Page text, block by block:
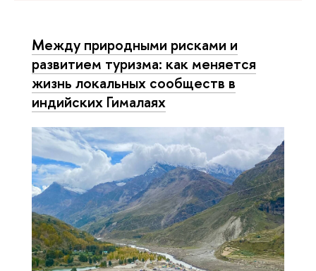
Между природными рисками и
развитием туризма: как меняется
жизнь локальных сообществ в
индийских Гималаях